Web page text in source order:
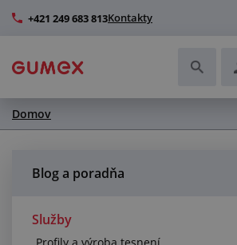
+421 249 683 813Kontakty
Hadice a ich kompletizácia
Domov
Blog a poradňa
Služby